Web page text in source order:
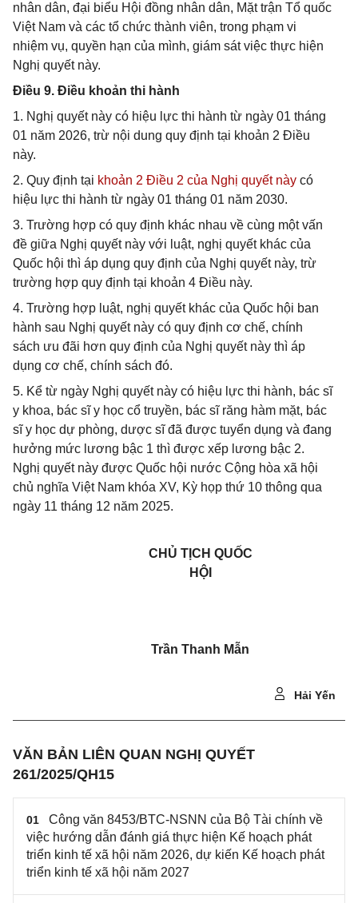
nhân dân, đại biểu Hội đồng nhân dân, Mặt trận Tổ quốc
Việt Nam và các tổ chức thành viên, trong phạm vi
nhiệm vụ, quyền hạn của mình, giám sát việc thực hiện
Nghị quyết này.
Điều 9. Điều khoản thi hành
1. Nghị quyết này có hiệu lực thi hành từ ngày 01 tháng
01 năm 2026, trừ nội dung quy định tại khoản 2 Điều
này.
2. Quy định tại khoản 2 Điều 2 của Nghị quyết này có
hiệu lực thi hành từ ngày 01 tháng 01 năm 2030.
3. Trường hợp có quy định khác nhau về cùng một vấn
đề giữa Nghị quyết này với luật, nghị quyết khác của
Quốc hội thì áp dụng quy định của Nghị quyết này, trừ
trường hợp quy định tại khoản 4 Điều này.
4. Trường hợp luật, nghị quyết khác của Quốc hội ban
hành sau Nghị quyết này có quy định cơ chế, chính
sách ưu đãi hơn quy định của Nghị quyết này thì áp
dụng cơ chế, chính sách đó.
5. Kể từ ngày Nghị quyết này có hiệu lực thi hành, bác sĩ
y khoa, bác sĩ y học cổ truyền, bác sĩ răng hàm mặt, bác
sĩ y học dự phòng, dược sĩ đã được tuyển dụng và đang
hưởng mức lương bậc 1 thì được xếp lương bậc 2.
Nghị quyết này được Quốc hội nước Cộng hòa xã hội
chủ nghĩa Việt Nam khóa XV, Kỳ họp thứ 10 thông qua
ngày 11 tháng 12 năm 2025.
CHỦ TỊCH QUỐC
HỘI
Trần Thanh Mẫn
Hải Yến
VĂN BẢN LIÊN QUAN NGHỊ QUYẾT
261/2025/QH15
01
Công văn 8453/BTC-NSNN của Bộ Tài chính về
việc hướng dẫn đánh giá thực hiện Kế hoạch phát
triển kinh tế xã hội năm 2026, dự kiến Kế hoạch phát
triển kinh tế xã hội năm 2027